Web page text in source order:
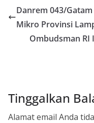
Danrem 043/
Mikro Provinsi
Ombudsman
Tinggalkan
Alamat email Anda